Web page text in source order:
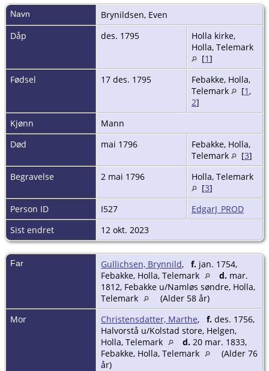
Navn Brynildsen, Even
Dåp
des. 1795
Holla kirke,
Holla, Telemark
[1]
Fødsel
17 des. 1795
Febakke, Holla,
Telemark
[1 ,
2]
Kjønn
Mann
Død
mai 1796
Febakke, Holla,
Telemark
[3]
Begravelse
2 mai 1796
Holla, Telemark
[3]
Person ID
I527
EdgarJ_PROD
Sist endret
12 okt. 2023
Far Gullichsen, Brynnild, f. jan. 1754,
Febakke, Holla, Telemark
d. mar.
1812, Febakke u/Namløs søndre, Holla,
Telemark
(Alder 58 år)
Mor
Christensdatter, Marthe, f. des. 1756,
Halvorstå u/Kolstad store, Helgen,
Holla, Telemark
d. 20 mar. 1833,
Febakke, Holla, Telemark
(Alder 76
år)